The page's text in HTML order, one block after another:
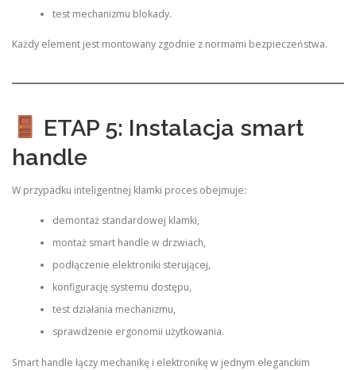
test mechanizmu blokady.
Każdy element jest montowany zgodnie z normami bezpieczeństwa.
ETAP 5: Instalacja smart
handle
W przypadku inteligentnej klamki proces obejmuje:
demontaż standardowej klamki,
montaż smart handle w drzwiach,
podłączenie elektroniki sterującej,
konfigurację systemu dostępu,
test działania mechanizmu,
sprawdzenie ergonomii użytkowania.
Smart handle łączy mechanikę i elektronikę w jednym eleganckim